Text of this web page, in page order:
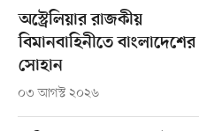
অস্ট্রেলিয়ার রাজকীয়
বিমানবাহিনীতে বাংলাদেশের
সোহান
০৩ আগস্ট ২০২৬